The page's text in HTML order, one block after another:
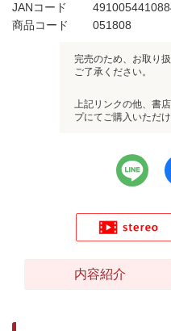
JANコード
商品コード
051808
完売のため、お取り扱
ご了承ください。
上記リンクの他、書
プにてご購入いただけ
内容紹介